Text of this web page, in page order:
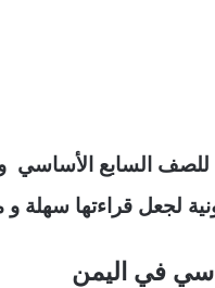
لجعل قراءتها
في اليمن